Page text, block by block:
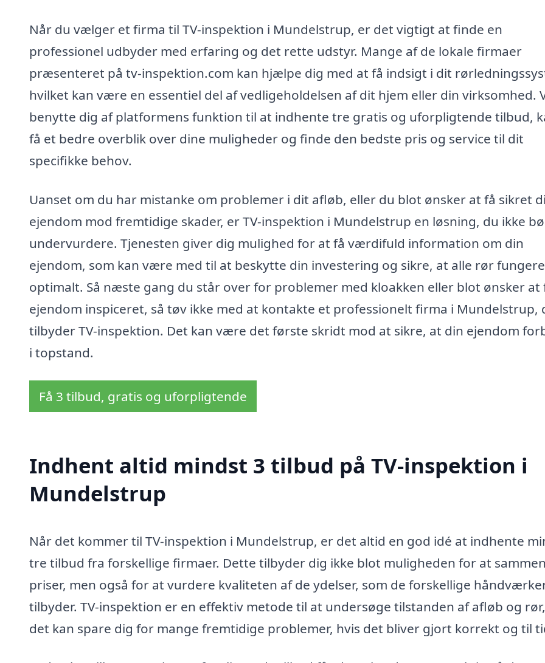
Når du vælger et firma til TV-inspektion i Mundelstrup, er det vigtigt at finde en
professionel udbyder med erfaring og det rette udstyr. Mange af de lokale firmaer
præsenteret på tv-inspektion.com kan hjælpe dig med at få indsigt i dit
hvilket kan være en essentiel del af vedligeholdelsen af dit hjem eller din virksomhed.
benytte dig af platformens funktion til at indhente tre gratis og uforpligtende tilbud,
få et bedre overblik over dine muligheder og finde den bedste pris og service til dit
specifikke behov.
Uanset om du har mistanke om problemer i dit afløb, eller du blot ønsker at få sikret
ejendom mod fremtidige skader, er TV-inspektion i Mundelstrup en løsning, du ikke
undervurdere. Tjenesten giver dig mulighed for at få værdifuld information om din
ejendom, som kan være med til at beskytte din investering og sikre, at alle rør
optimalt. Så næste gang du står over for problemer med kloakken eller blot ønsker at
ejendom inspiceret, så tøv ikke med at kontakte et professionelt firma i Mundelstrup,
tilbyder TV-inspektion. Det kan være det første skridt mod at sikre, at din ejendom
i topstand.
Få 3 tilbud, gratis og uforpligtende
Indhent altid mindst 3 tilbud på TV-inspektion i
Mundelstrup
Når det kommer til TV-inspektion i Mundelstrup, er det altid en god idé at indhente
tre tilbud fra forskellige firmaer. Dette tilbyder dig ikke blot muligheden for at
priser, men også for at vurdere kvaliteten af de ydelser, som de forskellige
tilbyder. TV-inspektion er en effektiv metode til at undersøge tilstanden af afløb og
det kan spare dig for mange fremtidige problemer, hvis det bliver gjort korrekt og til